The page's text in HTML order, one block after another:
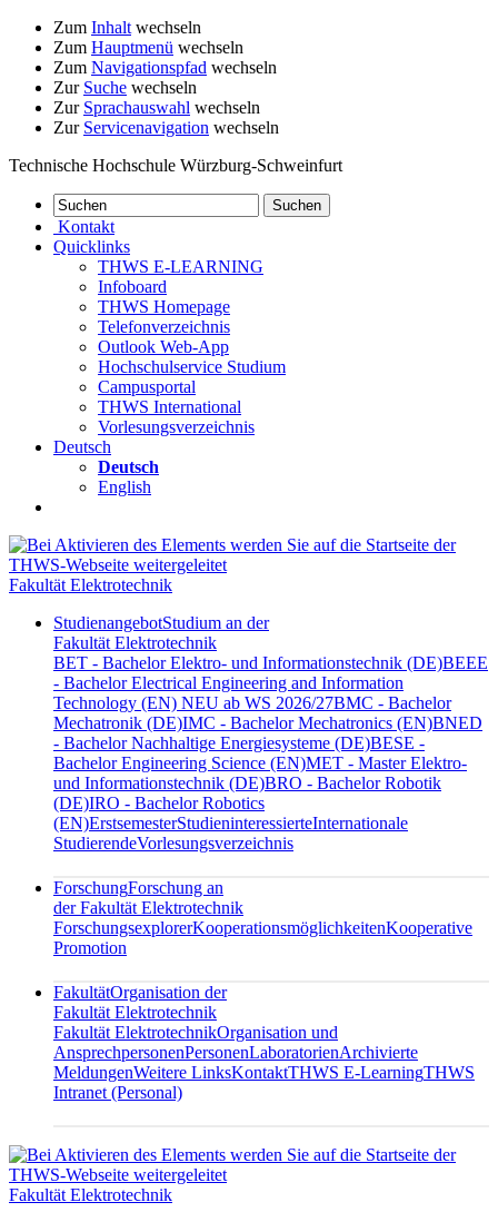
Zum Inhalt wechseln
Zum Hauptmenü wechseln
Zum Navigationspfad wechseln
Zur Suche wechseln
Zur Sprachauswahl wechseln
Zur Servicenavigation wechseln
Technische Hochschule Würzburg-Schweinfurt
Kontakt
Quicklinks
THWS E-LEARNING
Infoboard
THWS Homepage
Telefonverzeichnis
Outlook Web-App
Hochschulservice Studium
Campusportal
THWS International
Vorlesungsverzeichnis
Deutsch
Deutsch
English
Fakultät Elektrotechnik
StudienangebotStudium an der
Fakultät Elektrotechnik
BET - Bachelor Elektro- und Informationstechnik (DE)BEEE
- Bachelor Electrical Engineering and Information
Technology (EN) NEU ab WS 2026/27BMC - Bachelor
Mechatronik (DE)IMC - Bachelor Mechatronics (EN)BNED
- Bachelor Nachhaltige Energiesysteme (DE)BESE -
Bachelor Engineering Science (EN)MET - Master Elektro-
und Informationstechnik (DE)BRO - Bachelor Robotik
(DE)IRO - Bachelor Robotics
(EN)ErstsemesterStudieninteressierteInternationale
StudierendeVorlesungsverzeichnis
ForschungForschung an
der Fakultät Elektrotechnik
ForschungsexplorerKooperationsmöglichkeitenKooperative
Promotion
FakultätOrganisation der
Fakultät Elektrotechnik
Fakultät ElektrotechnikOrganisation und
AnsprechpersonenPersonenLaboratorienArchivierte
MeldungenWeitere LinksKontaktTHWS E-LearningTHWS
Intranet (Personal)
Fakultät Elektrotechnik